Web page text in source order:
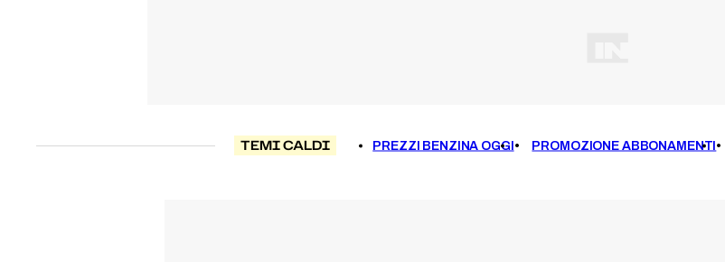
TEMI CALDI PREZZI BENZINA OGGI PROMOZIONE ABBONAMENTI